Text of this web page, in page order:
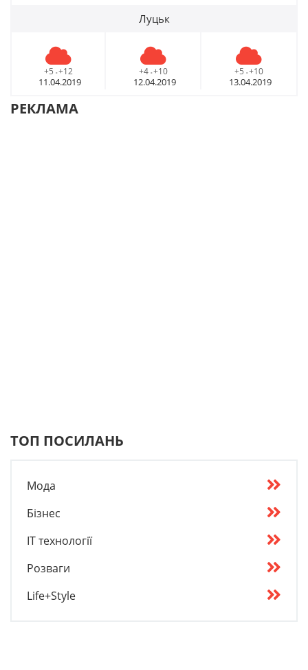
Луцьк
+5 - +12
11.04.2019
+4 - +10
12.04.2019
+5 - +10
13.04.2019
РЕКЛАМА
ТОП ПОСИЛАНЬ
Мода
Бізнес
IT технології
Розваги
Life+Style